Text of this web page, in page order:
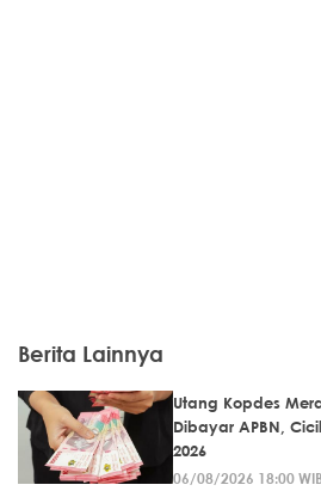
Berita Lainnya
Utang Kopdes
Dibayar APBN,
2026
06/08/2026 18:00